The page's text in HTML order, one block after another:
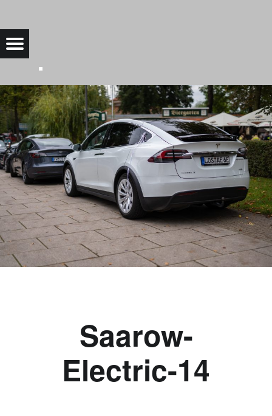
Menu
Saarow-
Electric-14